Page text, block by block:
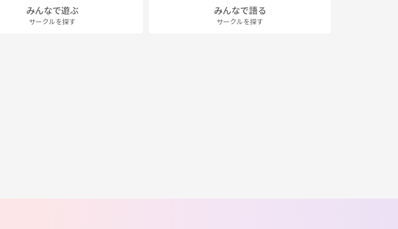
みんなで遊ぶ
サークルを探す
みんなで語る
サークルを探す